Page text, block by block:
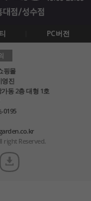
PC버전
핑몰
영진
동 2층 대형 1호
0195
right Reserved.